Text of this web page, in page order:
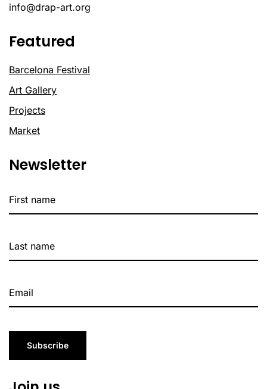
info@drap-art.org
Featured
Barcelona Festival
Art Gallery
Projects
Market
Newsletter
Subscribe